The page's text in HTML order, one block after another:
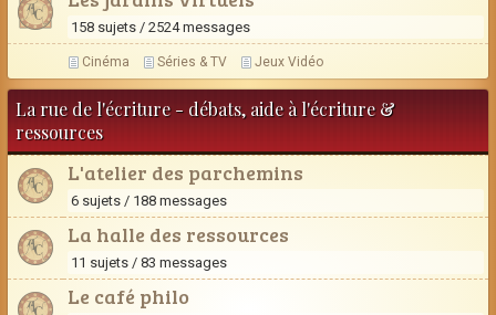
158 sujets / 2524 messages
Cinéma Séries & TV Jeux Vidéo
La rue de l'écriture - débats, aide à l'écriture &
ressources
L'atelier des parchemins
6 sujets / 188 messages
La halle des ressources
11 sujets / 83 messages
Le café philo